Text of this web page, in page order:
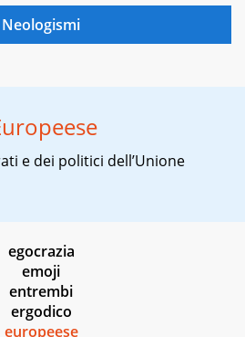
e dei politici dell’Unione
egocrazia
emoji
entrembi
ergodico
europeese